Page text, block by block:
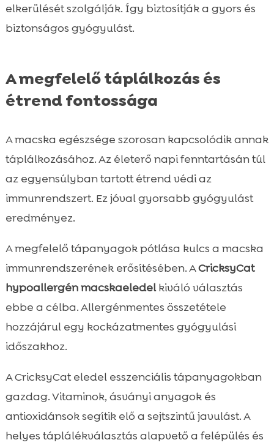
elkerülését szolgálják. Így biztosítják a gyors és
biztonságos gyógyulást.
A megfelelő táplálkozás és
étrend fontossága
A macska egészsége szorosan kapcsolódik annak
táplálkozásához. Az életerő napi fenntartásán túl
az egyensúlyban tartott étrend védi az
immunrendszert. Ez jóval gyorsabb gyógyulást
eredményez.
A megfelelő tápanyagok pótlása kulcs a macska
immunrendszerének erősítésében. ACricksyCat
hypoallergén macskaeledelkiváló választás
ebbe a célba. Allergénmentes összetétele
hozzájárul egy kockázatmentes gyógyulási
időszakhoz.
A CricksyCat eledel esszenciális tápanyagokban
gazdag. Vitaminok, ásványi anyagok és
antioxidánsok segítik elő a sejtszintű javulást. A
helyes táplálékválasztás alapvető a felépülés és